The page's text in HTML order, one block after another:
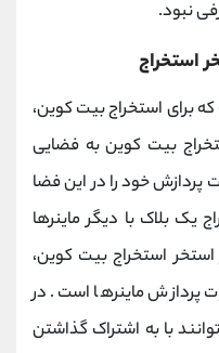
نبود.
استخراج
برای استخراج بیت کوین،
بیت کوین به فضایی
پردازش خود را در این فضا
یک بلاک با دیگر ماینرها
استخراج بیت کوین،
پردازش ماینرها است. در
با به اشتراک گذاشتن